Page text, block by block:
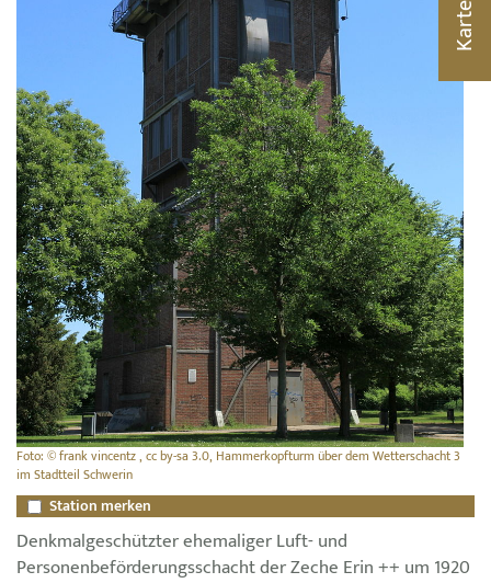
Foto: © frank vincentz , cc by-sa 3.0, Hammerkopfturm über dem Wetterschacht 3
im Stadtteil Schwerin
Station merken
Denkmalgeschützter ehemaliger Luft- und
Personenbeförderungsschacht der Zeche Erin ++ um 1920
Karte